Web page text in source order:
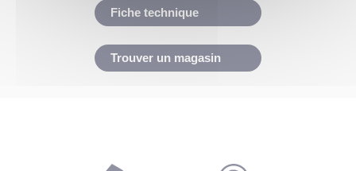
Fiche technique
Trouver un magasin